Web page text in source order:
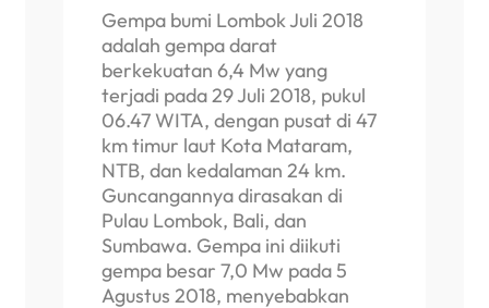
Gempa bumi Lombok Juli 2018
adalah gempa darat
berkekuatan 6,4 Mw yang
terjadi pada 29 Juli 2018, pukul
06.47 WITA, dengan pusat di 47
km timur laut Kota Mataram,
NTB, dan kedalaman 24 km.
Guncangannya dirasakan di
Pulau Lombok, Bali, dan
Sumbawa. Gempa ini diikuti
gempa besar 7,0 Mw pada 5
Agustus 2018, menyebabkan